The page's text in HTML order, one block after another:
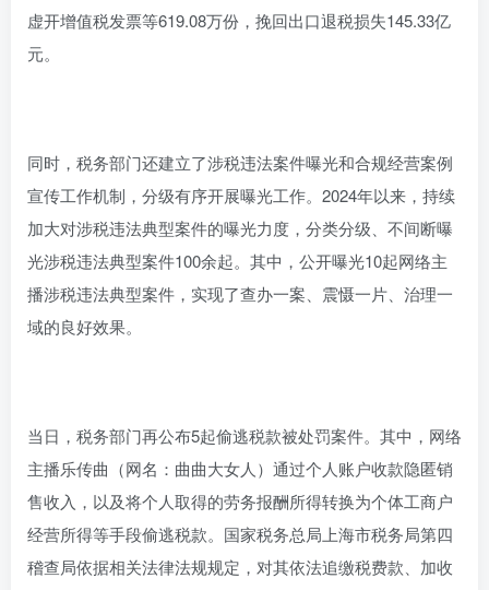
虚开增值税发票等619.08万份，挽回出口退税损失145.33亿
元。
同时，税务部门还建立了涉税违法案件曝光和合规经营案例
宣传工作机制，分级有序开展曝光工作。2024年以来，持续
加大对涉税违法典型案件的曝光力度，分类分级、不间断曝
光涉税违法典型案件100余起。其中，公开曝光10起网络主
播涉税违法典型案件，实现了查办一案、震慑一片、治理一
域的良好效果。
当日，税务部门再公布5起偷逃税款被处罚案件。其中，网络
主播乐传曲（网名：曲曲大女人）通过个人账户收款隐匿销
售收入，以及将个人取得的劳务报酬所得转换为个体工商户
经营所得等手段偷逃税款。国家税务总局上海市税务局第四
稽查局依据相关法律法规规定，对其依法追缴税费款、加收